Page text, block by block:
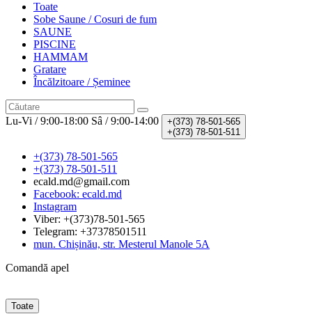
Toate
Sobe Saune / Cosuri de fum
SAUNE
PISCINE
HAMMAM
Gratare
Încălzitoare / Șeminee
Lu-Vi / 9:00-18:00 Sâ / 9:00-14:00 +(373) 78-501-565
+(373) 78-501-511
+(373) 78-501-565
+(373) 78-501-511
ecald.md@gmail.com
Facebook: ecald.md
Instagram
Viber: +(373)78-501-565
Telegram: +37378501511
mun. Chișinău, str. Mesterul Manole 5A
Comandă apel
Toate